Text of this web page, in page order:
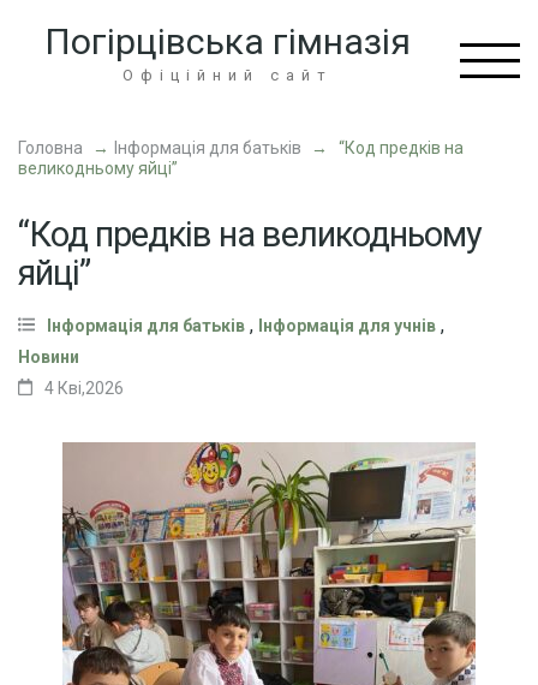
Enter)
Погірцівська гімназія
Офіційний сайт
Головна → Інформація для батьків →
“Код предків на
великодньому яйці”
“Код предків на великодньому
яйці”
Інформація для батьків , Інформація для учнів ,
Новини
4 Кві,2026